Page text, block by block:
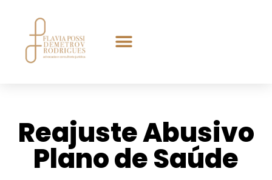
Reajuste Abusivo
Plano de Saúde